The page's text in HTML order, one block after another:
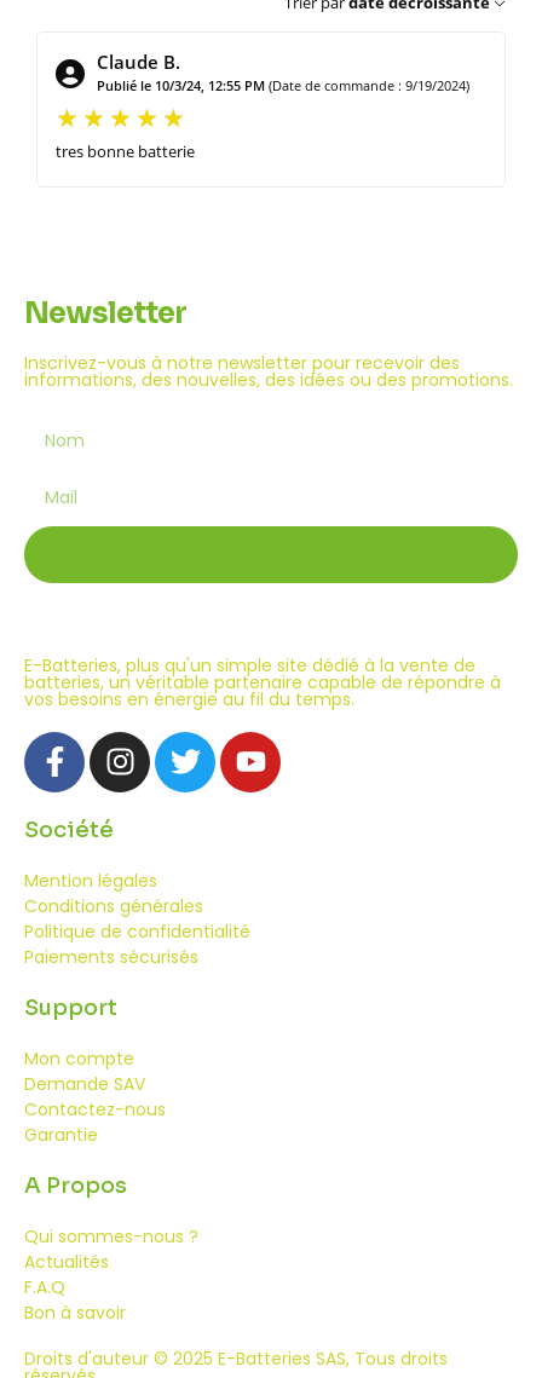
Claude B.
Publié le 10/3/24, 12:55 PM (Date de commande : 9/19/2024)
tres bonne batterie
Newsletter
Inscrivez-vous à notre newsletter pour recevoir des
informations, des nouvelles, des idées ou des promotions.
E-Batteries, plus qu'un simple site dédié à la vente de
batteries, un véritable partenaire capable de répondre à
vos besoins en énergie au fil du temps.
Société
Mention légales
Conditions générales
Politique de confidentialité
Paiements sécurisés
Support
Mon compte
Demande SAV
Contactez-nous
Garantie
A Propos
Qui sommes-nous ?
Actualités
F.A.Q
Bon à savoir
Droits d'auteur © 2025 E-Batteries SAS, Tous droits